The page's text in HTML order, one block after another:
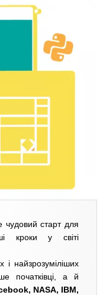
старт для
кроки у світі
найзрозуміліших
початківці, а й
NASA, IBM,